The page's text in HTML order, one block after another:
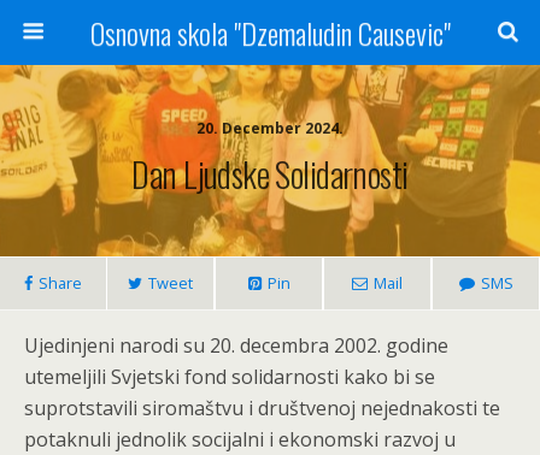
Osnovna skola "Dzemaludin Causevic"
20. December 2024.
Dan Ljudske Solidarnosti
Share Tweet Pin Mail SMS
Ujedinjeni narodi su 20. decembra 2002. godine
utemeljili Svjetski fond solidarnosti kako bi se
suprotstavili siromaštvu i društvenoj nejednakosti te
potaknuli jednolik socijalni i ekonomski razvoj u